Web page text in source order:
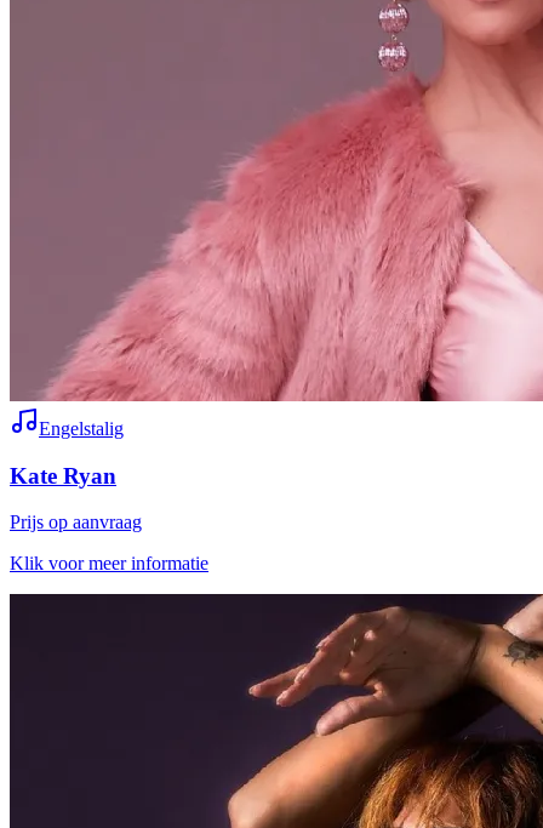
Engelstalig
Kate Ryan
Prijs op aanvraag
Klik voor meer informatie